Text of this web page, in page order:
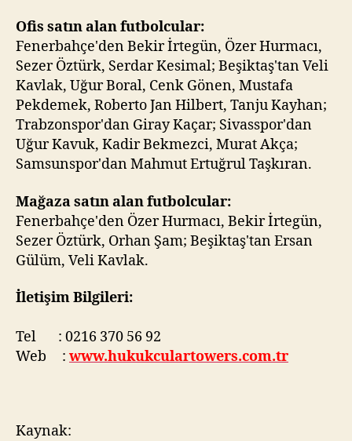
Ofis satın alan futbolcular:
Fenerbahçe'den Bekir İrtegün, Özer Hurmacı,
Sezer Öztürk, Serdar Kesimal; Beşiktaş'tan Veli
Kavlak, Uğur Boral, Cenk Gönen, Mustafa
Pekdemek, Roberto Jan Hilbert, Tanju Kayhan;
Trabzonspor'dan Giray Kaçar; Sivasspor'dan
Uğur Kavuk, Kadir Bekmezci, Murat Akça;
Samsunspor'dan Mahmut Ertuğrul Taşkıran.
Mağaza satın alan futbolcular:
Fenerbahçe'den Özer Hurmacı, Bekir İrtegün,
Sezer Öztürk, Orhan Şam; Beşiktaş'tan Ersan
Gülüm, Veli Kavlak.
İletişim Bilgileri:
Tel : 0216 370 56 92
Web : www.hukukculartowers.com.tr
Kaynak: